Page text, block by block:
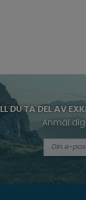
DU TA DEL AV
Anmäl